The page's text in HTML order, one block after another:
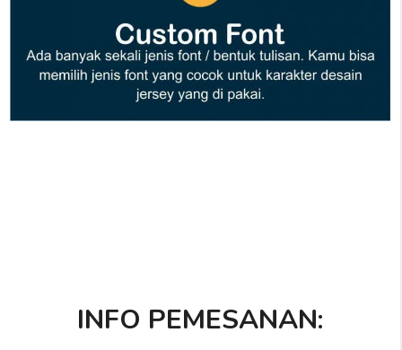
INFO PEMESANAN: